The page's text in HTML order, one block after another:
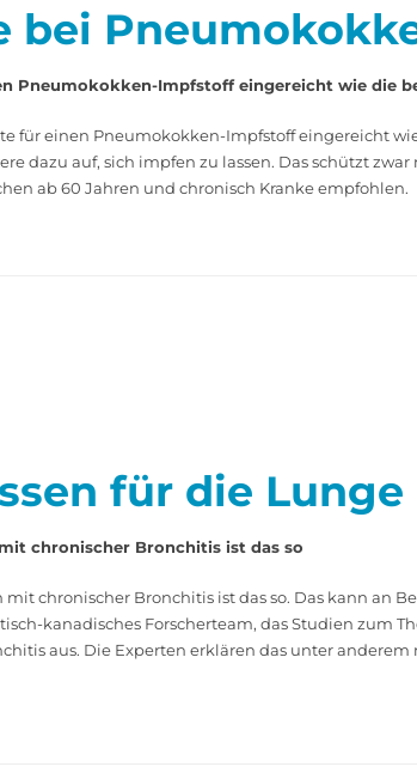
bei
Pneumokokken-Impfstoff eingereicht wie die
für einen Pneumokokken-Impfstoff eingereicht
dazu auf, sich impfen zu lassen. Das schützt
ab 60 Jahren und chronisch Kranke empfohlen.
für die Lunge
chronischer Bronchitis ist das so
chronischer Bronchitis ist das so. Das kann an
­kanadisches Forscherteam, das Studien zum
aus. Die Experten erklären das unter